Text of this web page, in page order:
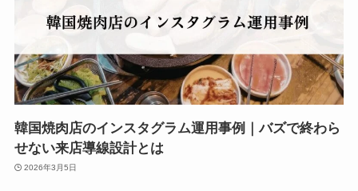
韓国焼肉店のインスタグラム運用事例｜バズで終わら
せない来店導線設計とは
2026年3月5日